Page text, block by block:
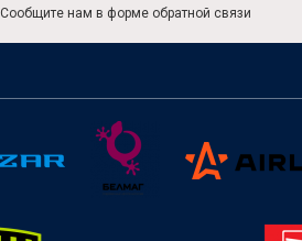
Сообщите нам в форме обратной связи